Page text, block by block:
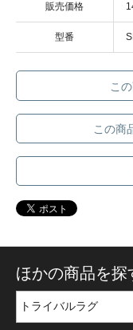
販売価格
型番
こ
この商
ほかの商品を探